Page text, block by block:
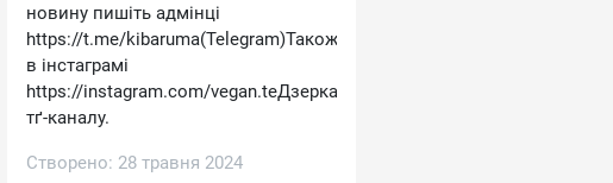
новину пишіть адмінці
https://t.me/kibaruma(Telegram)Також
в інстаграмі
https://instagram.com/vegan.teДзеркало
тґ-каналу.
Створено: 28 травня 2024